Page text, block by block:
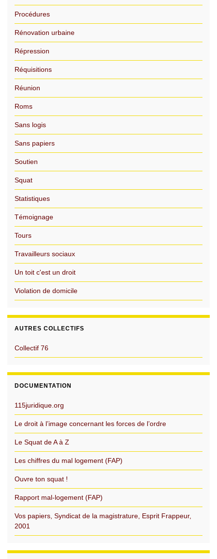
Procédures
Rénovation urbaine
Répression
Réquisitions
Réunion
Roms
Sans logis
Sans papiers
Soutien
Squat
Statistiques
Témoignage
Tours
Travailleurs sociaux
Un toit c'est un droit
Violation de domicile
AUTRES COLLECTIFS
Collectif 76
DOCUMENTATION
115juridique.org
Le droit à l’image concernant les forces de l’ordre
Le Squat de A à Z
Les chiffres du mal logement (FAP)
Ouvre ton squat !
Rapport mal-logement (FAP)
Vos papiers, Syndicat de la magistrature, Esprit Frappeur,
2001